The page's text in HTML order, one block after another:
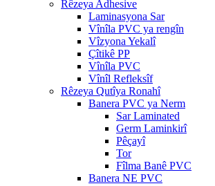
Rêzeya Adhesive
Laminasyona Sar
Vînîla PVC ya rengîn
Vîzyona Yekalî
Çîtikê PP
Vînîla PVC
Vînîl Refleksîf
Rêzeya Qutîya Ronahî
Banera PVC ya Nerm
Sar Laminated
Germ Laminkirî
Pêçayî
Tor
Fîlma Banê PVC
Banera NE PVC